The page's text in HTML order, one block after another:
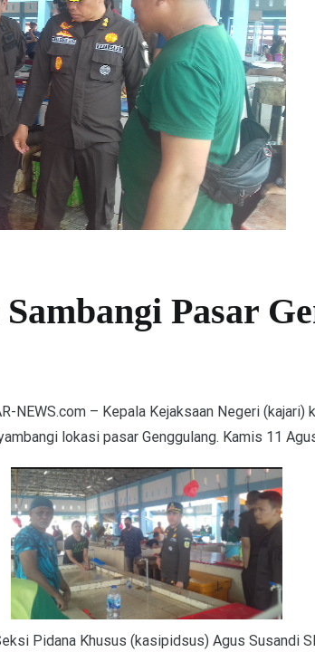
Pasar
NEWS.com – Kepala Kejaksaan Negeri
lokasi pasar Genggulang. Kamis 11
Pidana Khusus (kasipidsus) Agus Susandi